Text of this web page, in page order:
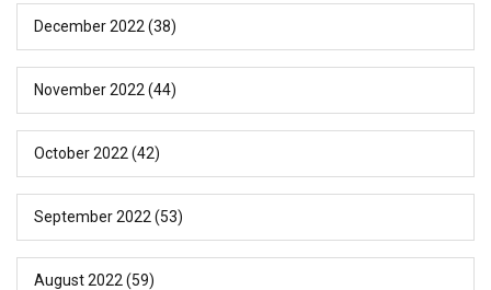
December 2022 (38)
November 2022 (44)
October 2022 (42)
September 2022 (53)
August 2022 (59)